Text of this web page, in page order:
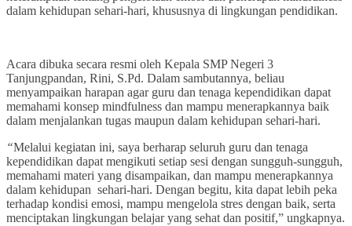
dalam kehidupan sehari-hari, khususnya di lingkungan pendidikan.
Acara dibuka secara resmi oleh Kepala SMP Negeri 3
Tanjungpandan, Rini, S.Pd. Dalam sambutannya, beliau
menyampaikan harapan agar guru dan tenaga kependidikan dapat
memahami konsep mindfulness dan mampu menerapkannya baik
dalam menjalankan tugas maupun dalam kehidupan sehari-hari.
“Melalui kegiatan ini, saya berharap seluruh guru dan tenaga
kependidikan dapat mengikuti setiap sesi dengan sungguh-sungguh,
memahami materi yang disampaikan, dan mampu menerapkannya
dalam kehidupan sehari-hari. Dengan begitu, kita dapat lebih peka
terhadap kondisi emosi, mampu mengelola stres dengan baik, serta
menciptakan lingkungan belajar yang sehat dan positif,” ungkapnya.